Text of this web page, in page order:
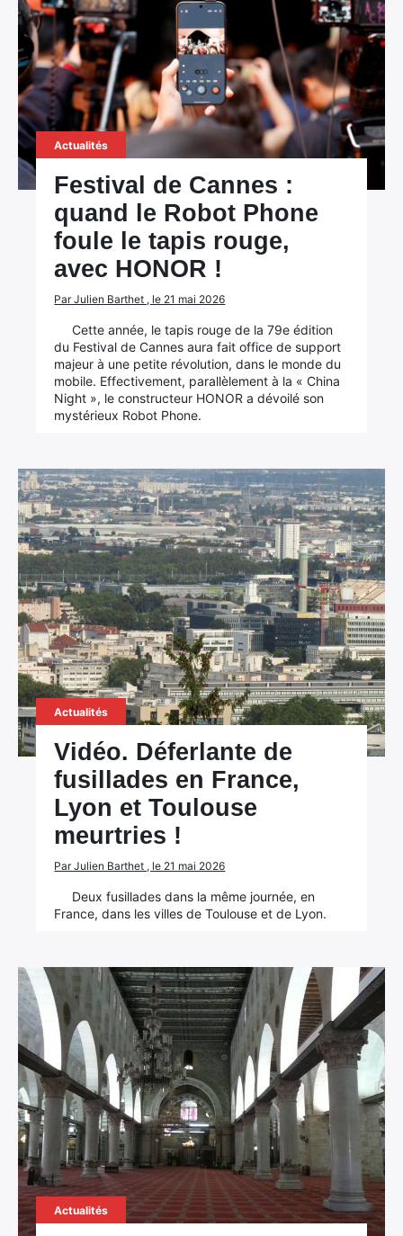
Actualités
Festival de Cannes :
quand le Robot Phone
foule le tapis rouge,
avec HONOR !
Par Julien Barthet , le 21 mai 2026
Cette année, le tapis rouge de la 79e édition
du Festival de Cannes aura fait office de support
majeur à une petite révolution, dans le monde du
mobile. Effectivement, parallèlement à la « China
Night », le constructeur HONOR a dévoilé son
mystérieux Robot Phone.
Actualités
Vidéo. Déferlante de
fusillades en France,
Lyon et Toulouse
meurtries !
Par Julien Barthet , le 21 mai 2026
Deux fusillades dans la même journée, en
France, dans les villes de Toulouse et de Lyon.
Actualités